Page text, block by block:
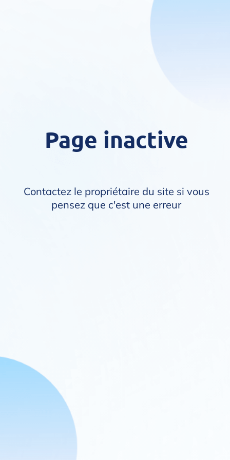
Page inactive
Contactez le propriétaire du site si vous
pensez que c'est une erreur